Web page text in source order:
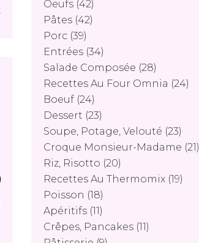
Oeufs (42)
Pâtes (42)
Porc (39)
Entrées (34)
Salade Composée (28)
Recettes Au Four Omnia (24)
Boeuf (24)
Dessert (23)
Soupe, Potage, Velouté (23)
Croque Monsieur-Madame (21)
Riz, Risotto (20)
Recettes Au Thermomix (19)
Poisson (18)
Apéritifs (11)
Crêpes, Pancakes (11)